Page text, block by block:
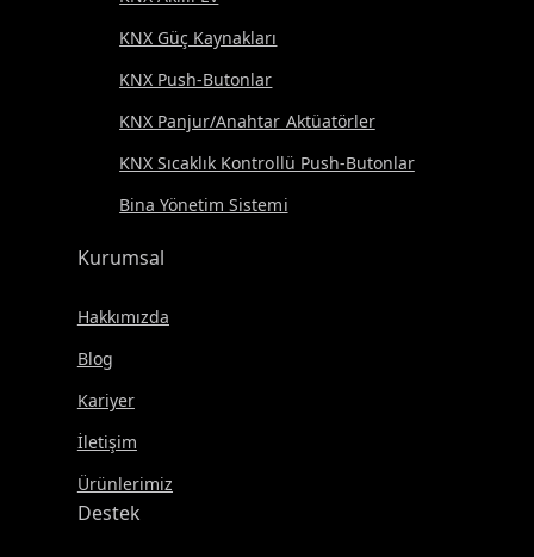
KNX Güç Kaynakları
KNX Push-Butonlar
KNX Panjur/Anahtar Aktüatörler
KNX Sıcaklık Kontrollü Push-Butonlar
Bina Yönetim Sistemi
Kurumsal
Hakkımızda
Blog
Kariyer
İletişim
Ürünlerimiz
Destek